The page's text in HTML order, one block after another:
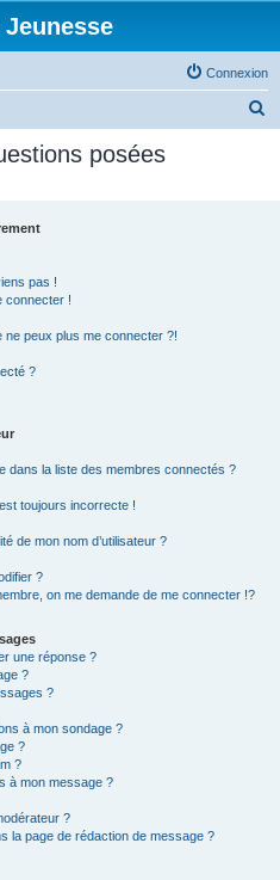
Jeunesse
Connexion
posées
pas !
connecter !
peux plus me connecter ?!
?
dans la liste des membres connectés ?
toujours incorrecte !
de mon nom d’utilisateur ?
?
on me demande de me connecter !?
une réponse ?
?
?
à mon sondage ?
?
?
à mon message ?
?
la page de rédaction de message ?